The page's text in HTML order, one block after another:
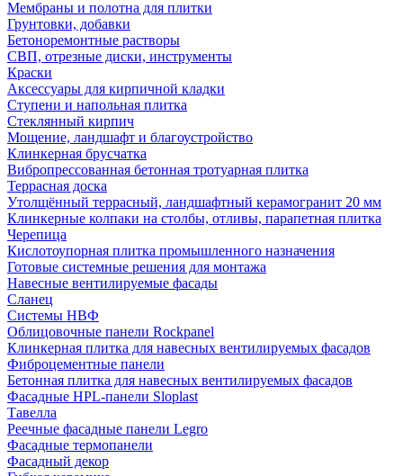
Мембраны и полотна для плитки
Грунтовки, добавки
Бетоноремонтные растворы
СВП, отрезные диски, инструменты
Краски
Аксессуары для кирпичной кладки
Ступени и напольная плитка
Cтеклянный кирпич
Мощение, ландшафт и благоустройство
Клинкерная брусчатка
Вибропрессованная бетонная тротуарная плитка
Террасная доска
Утолщённый террасный, ландшафтный керамогранит 20 мм
Клинкерные колпаки на столбы, отливы, парапетная плитка
Черепица
Кислотоупорная плитка промышленного назначения
Готовые системные решения для монтажа
Навесные вентилируемые фасады
Сланец
Системы НВФ
Облицовочные панели Rockpanel
Клинкерная плитка для навесных вентилируемых фасадов
Фиброцементные панели
Бетонная плитка для навесных вентилируемых фасадов
Фасадные HPL-панели Sloplast
Тавелла
Реечные фасадные панели Legro
Фасадные термопанели
Фасадный декор